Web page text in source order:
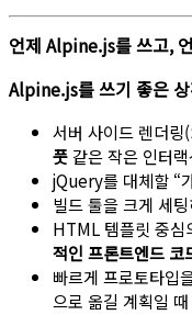
언제 Alpine.js를 쓰고,
Alpine.js를 쓰기 좋은
서버 사이드 렌더링
풋같은 작은 인터
jQuery를 대체할 “
빌드 툴을 크게 세
HTML 템플릿 중심
적인 프론트엔드 코
빠르게 프로토타입
으로 옮길 계획일 때